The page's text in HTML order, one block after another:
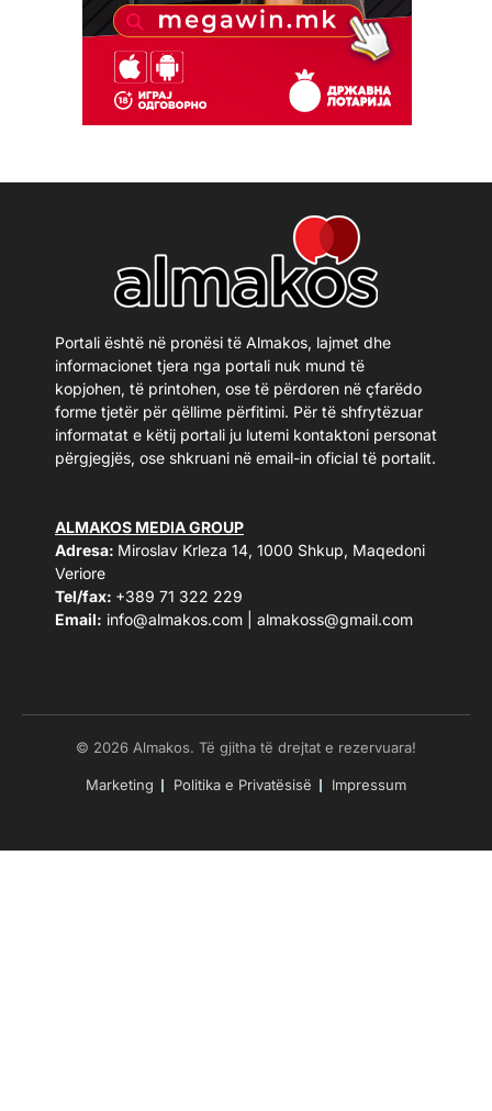
Portali është në pronësi të Almakos, lajmet dhe
informacionet tjera nga portali nuk mund të
kopjohen, të printohen, ose të përdoren në çfarëdo
forme tjetër për qëllime përfitimi. Për të shfrytëzuar
informatat e këtij portali ju lutemi kontaktoni personat
përgjegjës, ose shkruani në email-in oficial të portalit.
ALMAKOS MEDIA GROUP
Adresa: Miroslav Krleza 14, 1000 Shkup, Maqedoni
Veriore
Tel/fax: +389 71 322 229
Email: info@almakos.com almakoss@gmail.com
© 2026 Almakos. Të gjitha të drejtat e rezervuara!
Marketing Politika e Privatësisë Impressum